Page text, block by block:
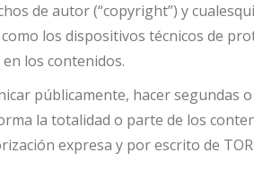
de autor (“copyright”) y
los dispositivos técnicos de
los contenidos.
públicamente, hacer segundas
la totalidad o parte de los
expresa y por escrito de